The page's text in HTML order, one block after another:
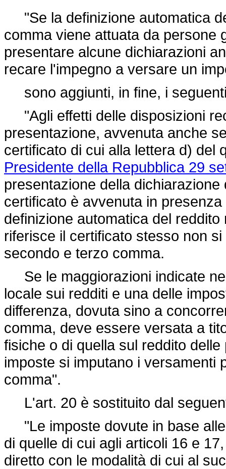
"Se la definizione automatica
comma viene attuata da persone
presentare alcune dichiarazioni
recare l'impegno a versare un
sono aggiunti, in fine, i
"Agli effetti delle disposizioni
presentazione, avvenuta anche
certificato di cui alla lettera d) del
Presidente della Repubblica 29
presentazione della
certificato è avvenuta in
definizione automatica del
riferisce il certificato stesso non
secondo e terzo comma.
Se le maggiorazioni indicate
locale sui redditi e una delle
differenza, dovuta sino a
comma, deve essere versata a
fisiche o di quella sul reddito
imposte si imputano i versamenti
comma".
L'art. 20 è sostituito dal
"Le imposte dovute in base
di quelle di cui agli articoli 16 e
diretto con le modalità di cui al